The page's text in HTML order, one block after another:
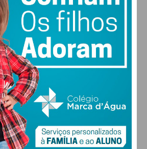
31
TER
31°
QUA
32 °
SERVIÇO EM PAÇOS DE